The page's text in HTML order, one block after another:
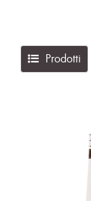
Prodotti